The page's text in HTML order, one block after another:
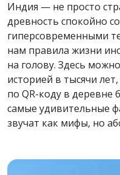
Индия — не просто
древность спокойно
гиперсовременными
нам правила жизни
на голову. Здесь
историей в тысячи
по QR-коду в деревне
самые удивительные
звучат как мифы, но